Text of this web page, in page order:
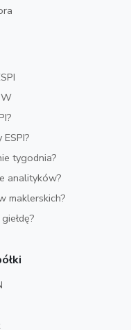
tygodnia?
analityków?
maklerskich?